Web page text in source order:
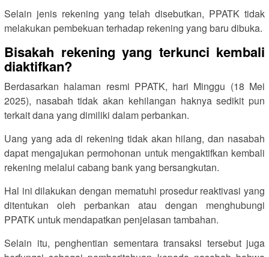
Selain jenis rekening yang telah disebutkan, PPATK tidak
melakukan pembekuan terhadap rekening yang baru dibuka.
Bisakah rekening yang terkunci kembali
diaktifkan?
Berdasarkan halaman resmi PPATK, hari Minggu (18 Mei
2025), nasabah tidak akan kehilangan haknya sedikit pun
terkait dana yang dimiliki dalam perbankan.
Uang yang ada di rekening tidak akan hilang, dan nasabah
dapat mengajukan permohonan untuk mengaktifkan kembali
rekening melalui cabang bank yang bersangkutan.
Hal ini dilakukan dengan mematuhi prosedur reaktivasi yang
ditentukan oleh perbankan atau dengan menghubungi
PPATK untuk mendapatkan penjelasan tambahan.
Selain itu, penghentian sementara transaksi tersebut juga